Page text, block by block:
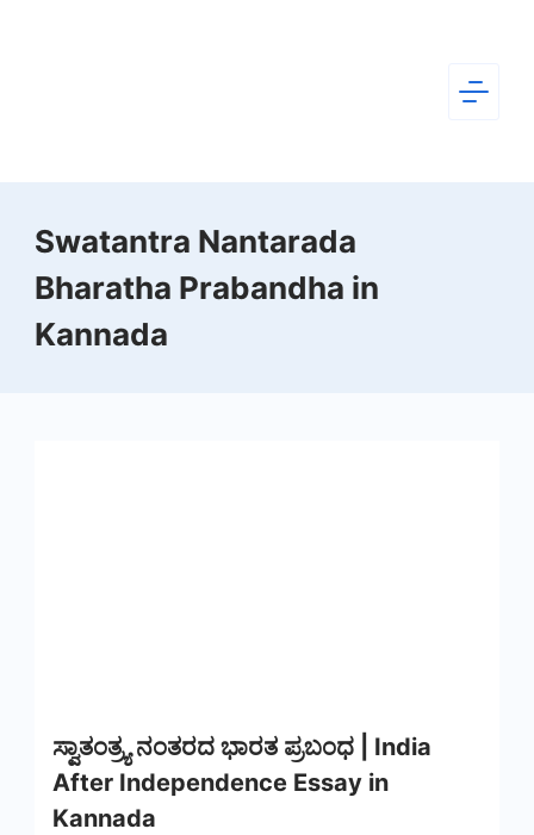
Kannada
Swatantra Nantarada
Bharatha Prabandha in
Kannada
ಸ್ವಾತಂತ್ರ್ಯ ನಂತರದ ಭಾರತ ಪ್ರಬಂಧ | India
After Independence Essay in
Kannada